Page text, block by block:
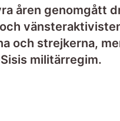
åren genomgått
och strejkerna,
militärregim.